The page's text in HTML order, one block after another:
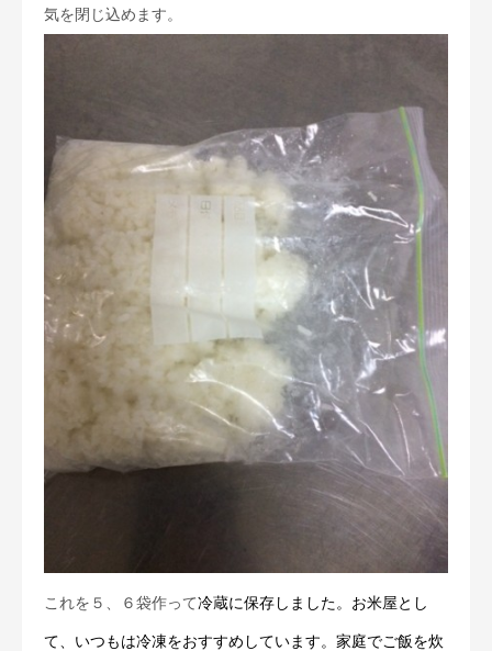
気を閉じ込めます。
これを５、６袋作って冷蔵に保存しました。お米屋とし
て、いつもは冷凍をおすすめしています。家庭でご飯を炊